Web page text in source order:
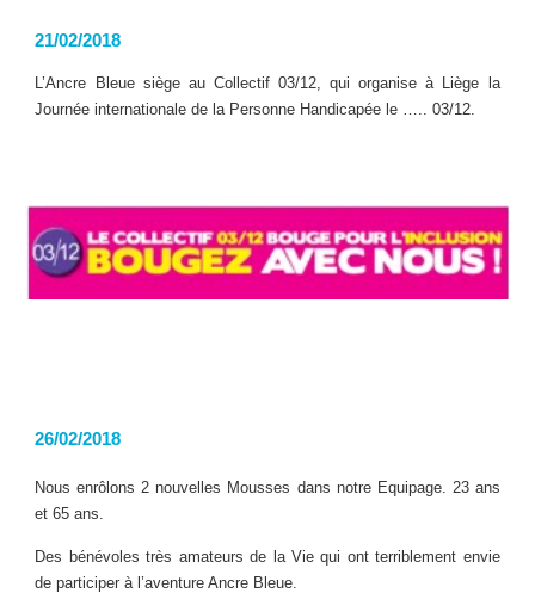
21/02/2018
L’Ancre Bleue siège au Collectif 03/12, qui organise à Liège la
Journée internationale de la Personne Handicapée le ….. 03/12.
26/02/2018
Nous enrôlons 2 nouvelles Mousses dans notre Equipage. 23 ans
et 65 ans.
Des bénévoles très amateurs de la Vie qui ont terriblement envie
de participer à l’aventure Ancre Bleue.